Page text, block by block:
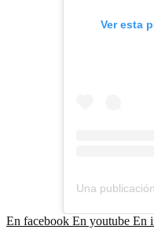
Ver esta
En facebook En youtube En